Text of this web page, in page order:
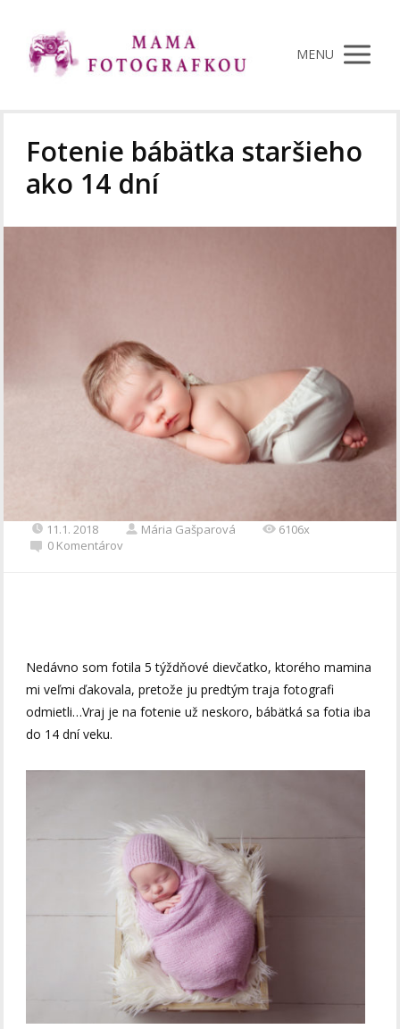
MENU
Fotenie bábätka staršieho
ako 14 dní
11.1. 2018 Mária Gašparová
6106x
0 Komentárov
Nedávno som fotila 5 týždňové dievčatko, ktorého mamina
mi veľmi ďakovala, pretože ju predtým traja fotografi
odmietli…Vraj je na fotenie už neskoro, bábätká sa fotia iba
do 14 dní veku.